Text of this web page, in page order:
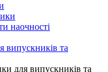
наочності
випускників та
для випускників та